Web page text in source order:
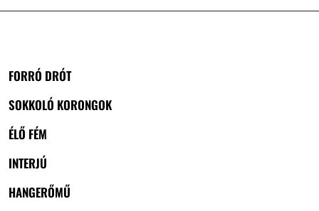
FORRÓ DRÓT
SOKKOLÓ KORONGOK
ÉLŐ FÉM
INTERJÚ
HANGERŐMŰ